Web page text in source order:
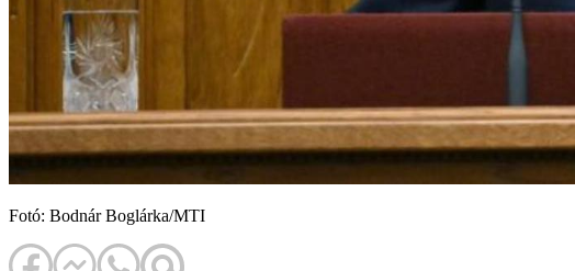
Fotó: Bodnár Boglárka/MTI